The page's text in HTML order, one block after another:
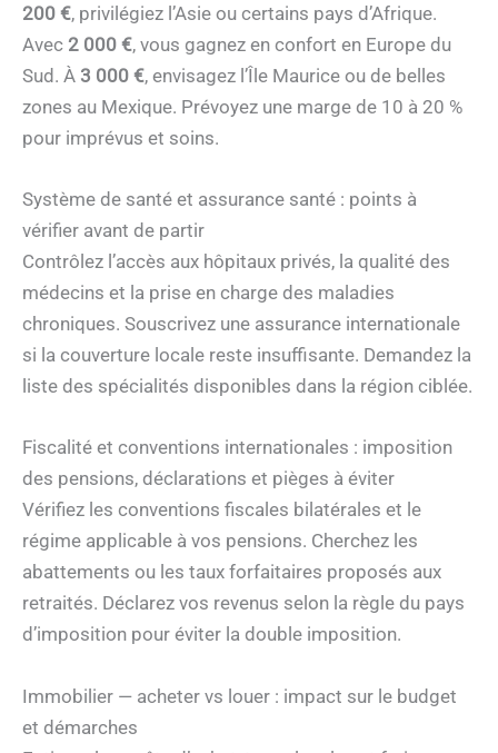
200 €, privilégiez l’Asie ou certains pays d’Afrique.
Avec 2 000 €, vous gagnez en confort en Europe du
Sud. À 3 000 €, envisagez l’Île Maurice ou de belles
zones au Mexique. Prévoyez une marge de 10 à 20 %
pour imprévus et soins.
Système de santé et assurance santé : points à
vérifier avant de partir
Contrôlez l’accès aux hôpitaux privés, la qualité des
médecins et la prise en charge des maladies
chroniques. Souscrivez une assurance internationale
si la couverture locale reste insuffisante. Demandez la
liste des spécialités disponibles dans la région ciblée.
Fiscalité et conventions internationales : imposition
des pensions, déclarations et pièges à éviter
Vérifiez les conventions fiscales bilatérales et le
régime applicable à vos pensions. Cherchez les
abattements ou les taux forfaitaires proposés aux
retraités. Déclarez vos revenus selon la règle du pays
d’imposition pour éviter la double imposition.
Immobilier — acheter vs louer : impact sur le budget
et démarches